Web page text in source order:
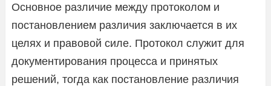
Основное различие между протоколом и
постановлением различия заключается в их
целях и правовой силе. Протокол служит для
документирования процесса и принятых
решений, тогда как постановление различия